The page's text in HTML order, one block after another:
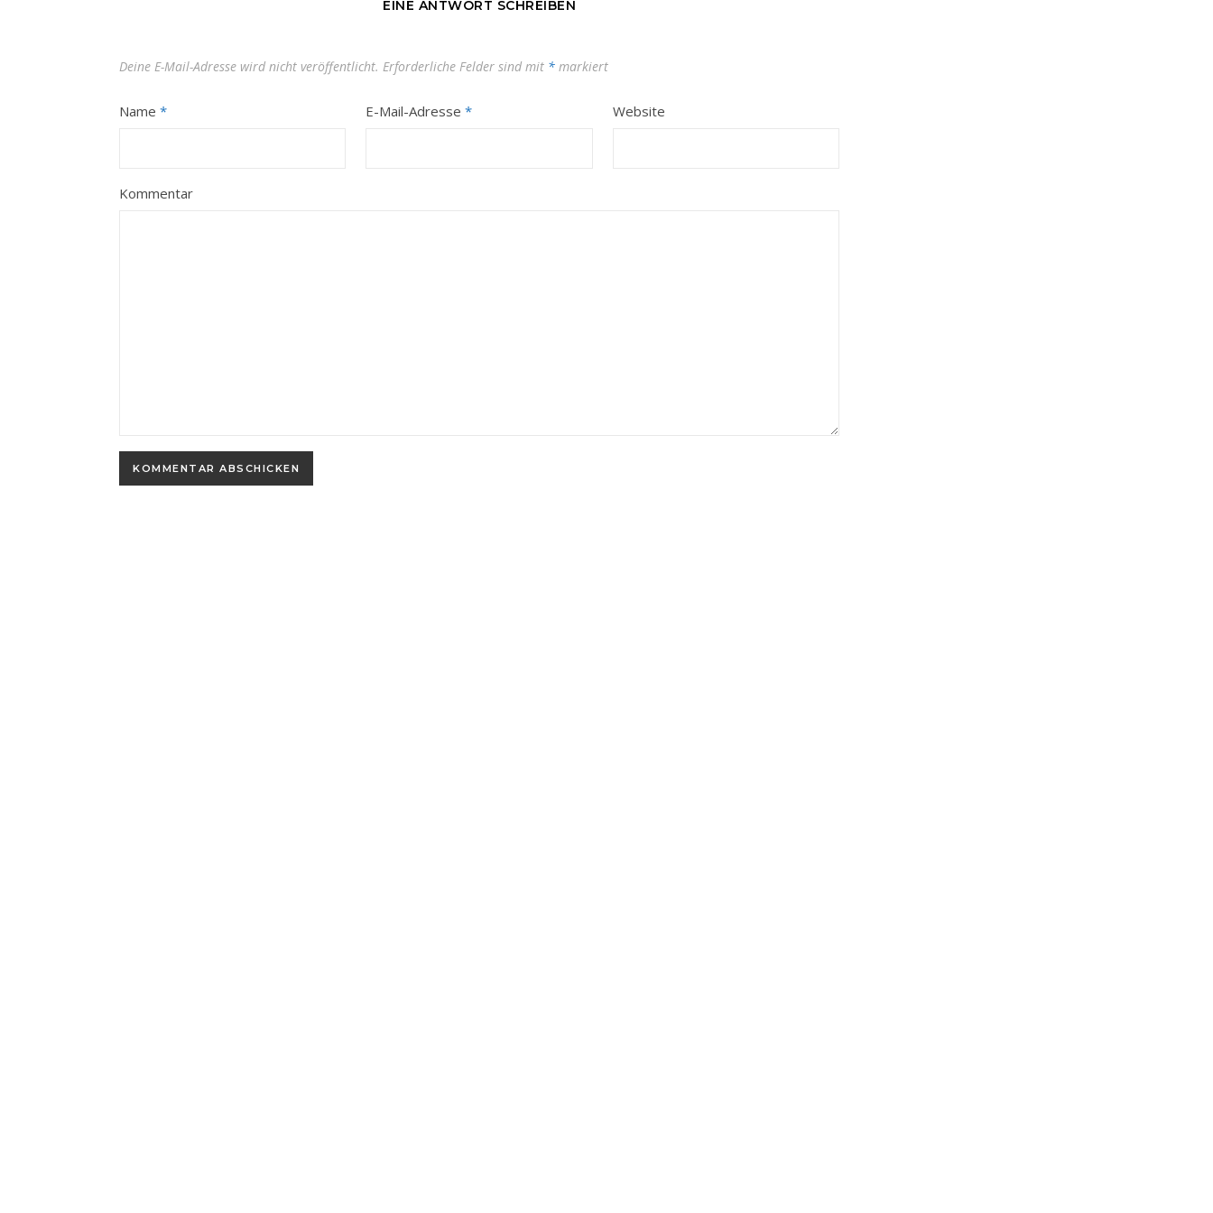
EINE ANTWORT SCHREIBEN
Deine E-Mail-Adresse wird nicht veröffentlicht. Erforderliche Felder sind mit * markiert
Name * E-Mail-Adresse* Website
Kommentar